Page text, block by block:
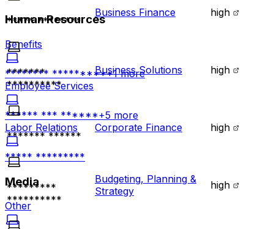
Human Resources
Benefits
******** *********+1more
Employee Services
****** *** ******+5 more
Labor Relations
***** *********
Media
Other
***** ********
Business Finance high
*******
**********
Business Solutions high
******* ******
Corporate Finance high
*********
**********
Budgeting, Planning &
Strategy
high